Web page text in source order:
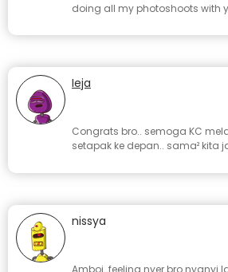
doing all my photoshoots with
Ieja
Congrats bro.. semoga KC
setapak ke depan.. sama² kita
nissya
Amboi…feeling nyer bro nyanyi